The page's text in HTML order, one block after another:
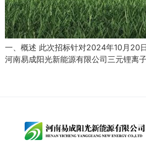
一、概述 此次招标针对2024年10月20
河南易成阳光新能源有限公司三元锂离